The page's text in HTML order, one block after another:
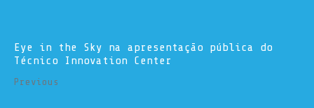
Eye in the Sky na apresentação pública do
Técnico Innovation Center
Previous